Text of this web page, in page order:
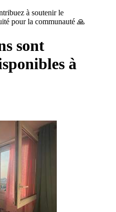
à soutenir le
pour la communauté 🙏
sont
à